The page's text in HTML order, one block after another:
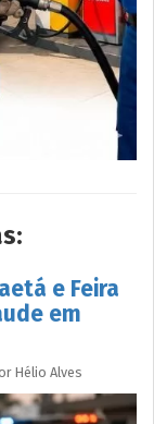
e Feira
em
Hélio Alves